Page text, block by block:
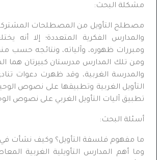
مشكلة البحث:
مصطلح التأويل من المصطلحات المشتركة
والمدارس الفكرية المتعددة؛ إلا أنه
ومبررات ظهوره، وآلياته، ونتائجه حسب
ومن تلك المدارس مدرستان كبيرتان هما
والمدرسة الغربية، وقد ظهرت دعوات
التأويل الغربية وتطبيقها على نصوص
تطبيق آليات التأويل الغربي على نصوص
أسئلة البحث:
ما مفهوم فلسفة التأويل؟ وكيف نشأت في
وما أهم المدارس التأويلية الغربية